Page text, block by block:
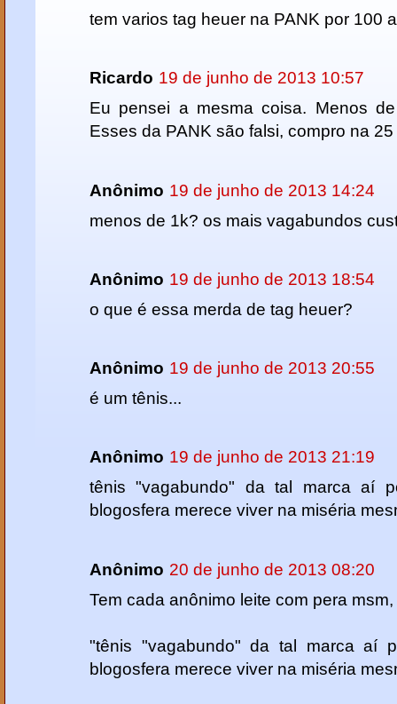
tem varios tag heuer na PANK por 100
Ricardo 19 de junho de 2013 10:57
Eu pensei a mesma coisa. Menos
Esses da PANK são falsi, compro na
Anônimo 19 de junho de 2013 14:24
menos de 1k? os mais vagabundos
Anônimo 19 de junho de 2013 18:54
o que é essa merda de tag heuer?
Anônimo 19 de junho de 2013 20:55
é um tênis...
Anônimo 19 de junho de 2013 21:19
tênis "vagabundo" da tal marca aí
blogosfera merece viver na miséria
Anônimo 20 de junho de 2013 08:20
Tem cada anônimo leite com pera
"tênis "vagabundo" da tal marca aí
blogosfera merece viver na miséria